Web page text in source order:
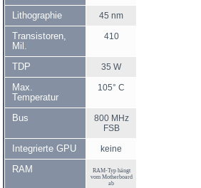
Lithographie 45 nm
Transistoren,
Mil.
410
TDP 35 W
Max.
Temperatur
105° C
Bus
800 MHz
FSB
Integrierte GPU keine
RAM
RAM-Typ hängt
vom Motherboard
ab